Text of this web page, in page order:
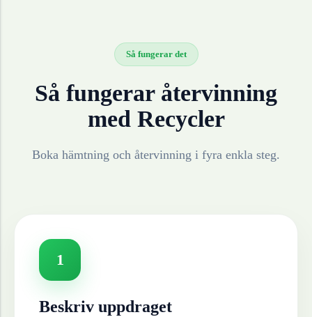
Så fungerar det
Så fungerar återvinning
med Recycler
Boka hämtning och återvinning i fyra enkla steg.
1
Beskriv uppdraget